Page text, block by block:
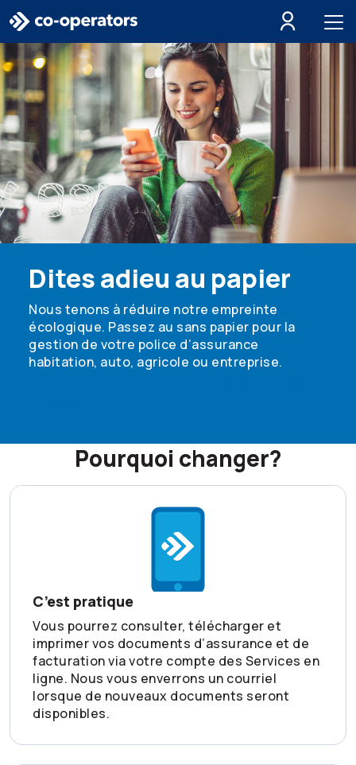
Passer à la recherche
Passer au menu principal
Passer au contenu principal
Passer au pied de page
Dites adieu au papier
Nous tenons à réduire notre empreinte
écologique. Passez au sans papier pour la
gestion de votre police d’assurance
habitation, auto, agricole ou entreprise.
Pourquoi changer?
C’est pratique
Vous pourrez consulter, télécharger et
imprimer vos documents d’assurance et de
facturation via votre compte des Services en
ligne. Nous vous enverrons un courriel
lorsque de nouveaux documents seront
disponibles.